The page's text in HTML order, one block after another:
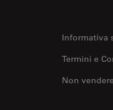
Informativa
Non
Termini e